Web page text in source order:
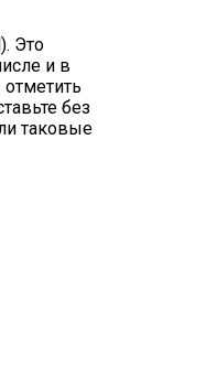
Это
и в
без
таковые